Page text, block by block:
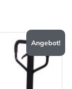
Angebot!